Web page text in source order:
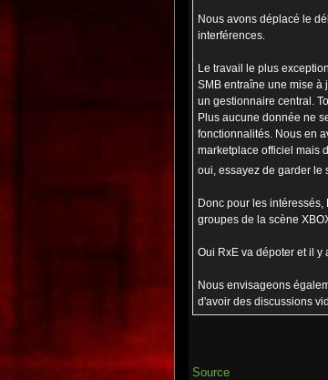
Nous avons déplacé le
interférences.
Le travail le plus
SMB entraîne une mise à
un gestionnaire central.
Plus aucune donnée ne
fonctionnalités. Nous en
marketplace officiel mais
oui, essayez de garder le
Donc pour les
groupes de la scène
Oui RxE va dépoter et il y
Nous envisageons
d'avoir des discussions
Source